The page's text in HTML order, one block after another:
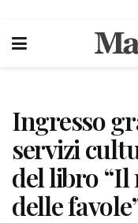
Ingresso
servizi
del libro
delle